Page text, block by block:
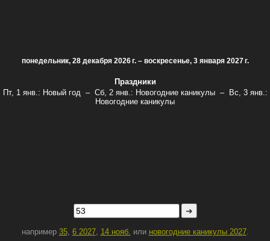
понедельник, 28 декабря 2026 г. – воскресенье, 3 января 2027 г.
Праздники
Пт, 1 янв.: Новый год– Сб, 2 янв.: Новогодние каникулы– Вс, 3 янв.:
Новогодние каникулы
➜
например 35, 6 2027, 14 нояб. или новогодние каникулы 2027.